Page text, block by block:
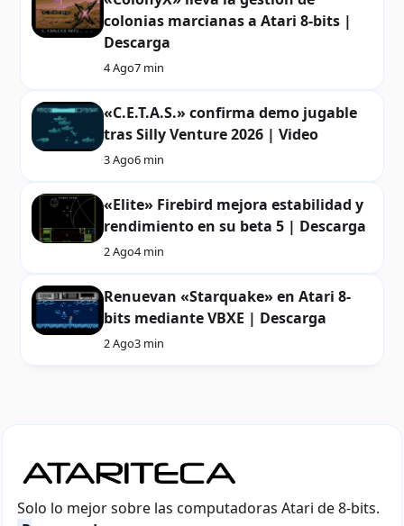
colonias marcianas a Atari 8-bits |
Descarga
4 Ago7 min
«C.E.T.A.S.» confirma demo jugable
tras Silly Venture 2026 | Video
3 Ago6 min
«Elite» Firebird mejora estabilidad y
rendimiento en su beta 5 | Descarga
2 Ago4 min
Renuevan «Starquake» en Atari 8-
bits mediante VBXE | Descarga
2 Ago3 min
Solo lo mejor sobre las computadoras Atari de 8-bits.